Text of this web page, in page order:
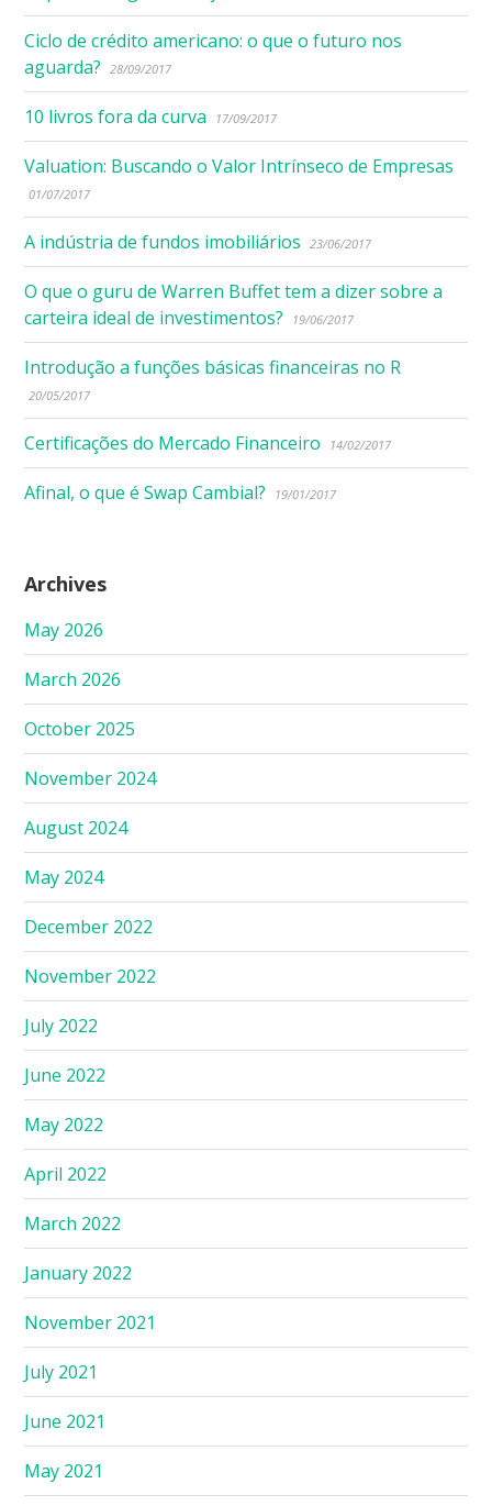
Ciclo de crédito americano: o que o futuro nos
aguarda?
28/09/2017
10 livros fora da curva 17/09/2017
Valuation: Buscando o Valor Intrínseco de Empresas
01/07/2017
A indústria de fundos imobiliários 23/06/2017
O que o guru de Warren Buffet tem a dizer sobre a
carteira ideal de investimentos?
19/06/2017
Introdução a funções básicas financeiras no R
20/05/2017
Certificações do Mercado Financeiro 14/02/2017
Afinal, o que é Swap Cambial? 19/01/2017
Archives
May 2026
March 2026
October 2025
November 2024
August 2024
May 2024
December 2022
November 2022
July 2022
June 2022
May 2022
April 2022
March 2022
January 2022
November 2021
July 2021
June 2021
May 2021